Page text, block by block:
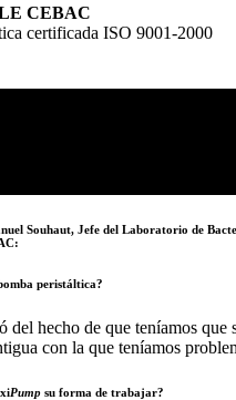
CEBAC
certificada ISO 9001-2000
Souhaut, Jefe del Laboratorio de
peristáltica?
del hecho de que teníamos que
con la que teníamos
Pump su forma de trabajar?